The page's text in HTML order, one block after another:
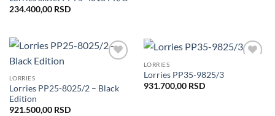
234.400,00 RSD
želja
LORRIES
Lorries PP25-8025/2 – Black
Edition
921.500,00 RSD
LORRIES
Lorries PP35-9825/3
931.700,00 RSD